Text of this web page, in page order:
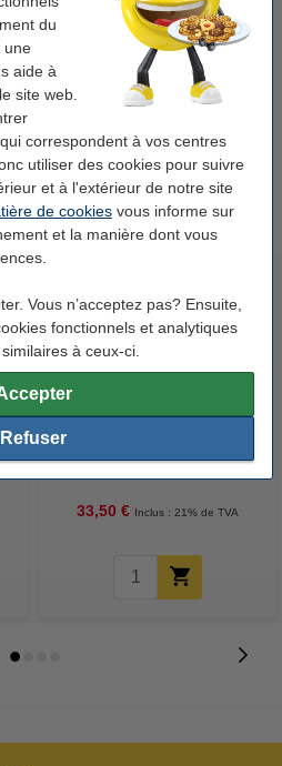
du
une
aide à
site web.
correspondent à vos centres
utiliser des cookies pour suivre
et à l'extérieur de notre site
de cookies vous informe sur
et la manière dont vous
Vous n’acceptez pas? Ensuite,
fonctionnels et analytiques
à ceux-ci.
Refuser
étiquettes de dos
39 x 191 mm (10 pièces)
populaires
123encre papier d'impression 1
boîte de 2500 feuilles A4 - 80
g/m²
33,50 € Inclus : 21% de TVA